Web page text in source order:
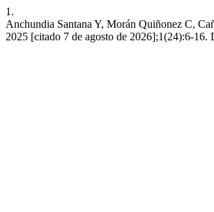
1.
Anchundia Santana Y, Morán Quiñonez C,
2025 [citado 7 de agosto de 2026];1(24):6-